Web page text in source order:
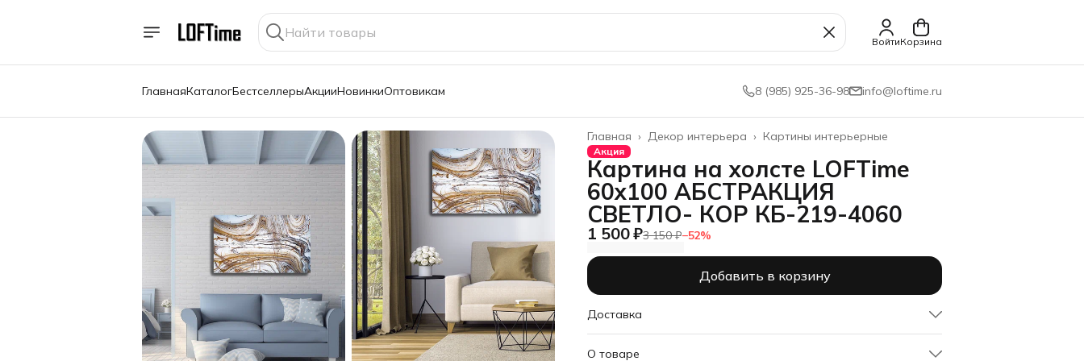
ВойтиКорзина
ГлавнаяКаталогБестселлерыАкцииНовинкиОптовикам 8 (985) 925-36-98 info@loftime.ru
Картины интерьерные
Декор интерьера ›
Главная ›
Акция
Картина на холсте LOFTime
60х100 АБСТРАКЦИЯ
СВЕТЛО- КОР КБ-219-4060
1 500 ₽3 150 ₽−52%
Добавить в корзину
Доставка
О товаре